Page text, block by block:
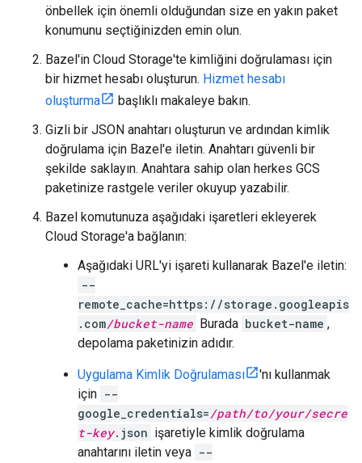
önbellek için önemli olduğundan size en yakın paket
konumunu seçtiğinizden emin olun.
Bazel'in Cloud Storage'te kimliğini doğrulaması için
bir hizmet hesabı oluşturun. Hizmet hesabı
oluşturma
başlıklı makaleye bakın.
Gizli bir JSON anahtarı oluşturun ve ardından kimlik
doğrulama için Bazel'e iletin. Anahtarı güvenli bir
şekilde saklayın. Anahtara sahip olan herkes GCS
paketinize rastgele veriler okuyup yazabilir.
Bazel komutunuza aşağıdaki işaretleri ekleyerek
Cloud Storage'a bağlanın:
Aşağıdaki URL'yi işareti kullanarak Bazel'e iletin:
--
remote_cache=https://storage.googleapis
.com/bucket-name Burada bucket-name ,
depolama paketinizin adıdır.
Uygulama Kimlik Doğrulaması
'nı kullanmak
için --
google_credentials=/path/to/your/secre
t-key.json işaretiyle kimlik doğrulama
anahtarını iletin veya --